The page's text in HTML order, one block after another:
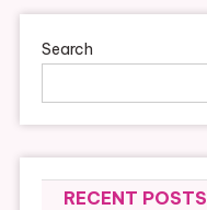
Search
RECENT POSTS